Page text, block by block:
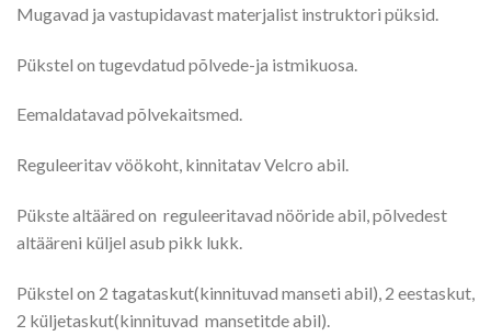
Mugavad ja vastupidavast materjalist instruktori püksid.
Pükstel on tugevdatud põlvede-ja istmikuosa.
Eemaldatavad põlvekaitsmed.
Reguleeritav vöökoht, kinnitatav Velcro abil.
Pükste altääred on reguleeritavad nööride abil, põlvedest
altääreni küljel asub pikk lukk.
Pükstel on 2 tagataskut(kinnituvad manseti abil), 2 eestaskut,
2 küljetaskut(kinnituvad mansetitde abil).